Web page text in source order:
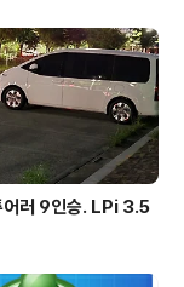
어러 9인승. LPi 3.5